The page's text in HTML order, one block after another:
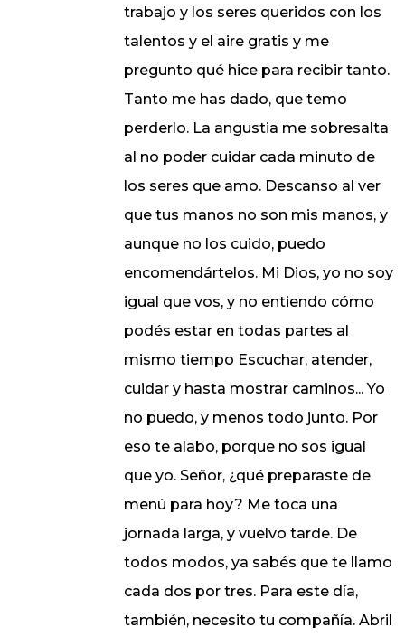
trabajo y los seres queridos con los
talentos y el aire gratis y me
pregunto qué hice para recibir tanto.
Tanto me has dado, que temo
perderlo. La angustia me sobresalta
al no poder cuidar cada minuto de
los seres que amo. Descanso al ver
que tus manos no son mis manos, y
aunque no los cuido, puedo
encomendártelos. Mi Dios, yo no soy
igual que vos, y no entiendo cómo
podés estar en todas partes al
mismo tiempo Escuchar, atender,
cuidar y hasta mostrar caminos... Yo
no puedo, y menos todo junto. Por
eso te alabo, porque no sos igual
que yo. Señor, ¿qué preparaste de
menú para hoy? Me toca una
jornada larga, y vuelvo tarde. De
todos modos, ya sabés que te llamo
cada dos por tres. Para este día,
también, necesito tu compañía. Abril